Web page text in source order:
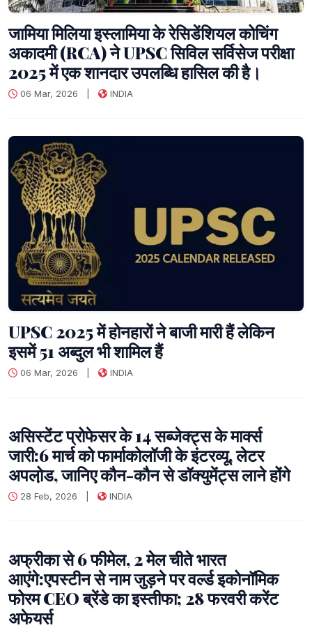
जामिया मिलिया इस्लामिया के रेसिडेंशियल कोचिंग
अकादमी (RCA) ने UPSC सिविल सर्विसेज परीक्षा
2025 में एक शानदार उपलब्धि हासिल की है।
06 Mar, 2026 INDIA
UPSC 2025 में होनहारों ने बाजी मारी हैं लेकिन
इसमें 51 अब्दुल भी शामिल हैं
06 Mar, 2026 INDIA
असिस्टेंट प्रोफेसर के 14 सब्जेक्ट्स के मार्क्स
जारी:6 मार्च को फार्माकोलॉजी के इंटरव्यू, लेटर
अपलो़ड, जानिए कौन-कौन से डॉक्युमेंट्स लाने होंगे
28 Feb, 2026 INDIA
अफ्रीका से 6 फीमेल, 2 मेल चीते भारत
आएंगे:एपस्‍टीन से नाम जुड़ने पर वर्ल्‍ड इकोनॉमिक
फोरम CEO ब्रेंडे का इस्‍तीफा; 28 फरवरी करेंट
अफेयर्स